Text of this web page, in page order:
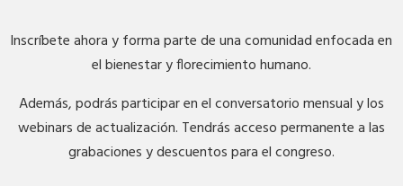
Inscríbete ahora y forma parte de una comunidad enfocada en
el bienestar y florecimiento humano.
Además, podrás participar en el conversatorio mensual y los
webinars de actualización. Tendrás acceso permanente a las
grabaciones y descuentos para el congreso.